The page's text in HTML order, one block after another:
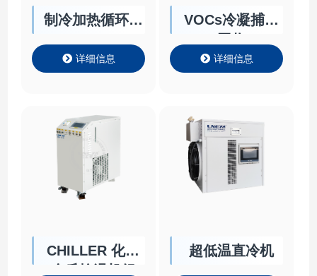
制冷加热循环器
详细信息
VOCs冷凝捕集
详细信息
CHILLER 化学
超低温直冷机